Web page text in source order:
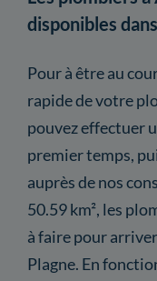
disponibles
Pour à être au
rapide de votre
pouvez effectuer
premier temps,
auprès de nos
50.59 km², les
à faire pour
Plagne. En